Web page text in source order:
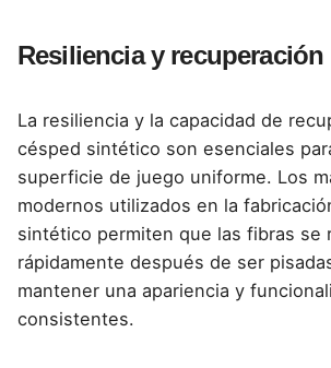
Resiliencia y recuperación
La resiliencia y la capacidad de
césped sintético son esenciales
superficie de juego uniforme. Los
modernos utilizados en la
sintético permiten que las fibras se
rápidamente después de ser
mantener una apariencia y
consistentes.